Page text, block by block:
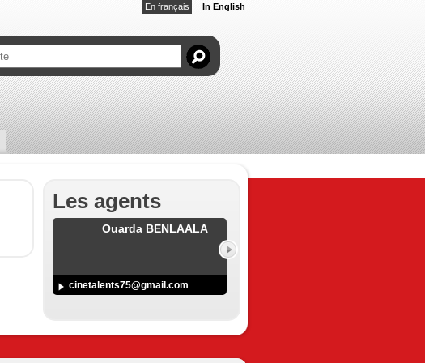
En français In English
Les agents
Ouarda BENLAALA
cinetalents75@gmail.com